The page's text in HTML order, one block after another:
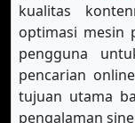
kualitas
optimasi mesin
pengguna
pencarian
tujuan utama
pengalaman